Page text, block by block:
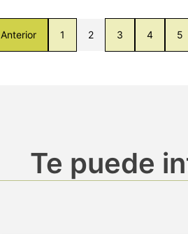
Anterior 1 2 3 4 5
Te puede